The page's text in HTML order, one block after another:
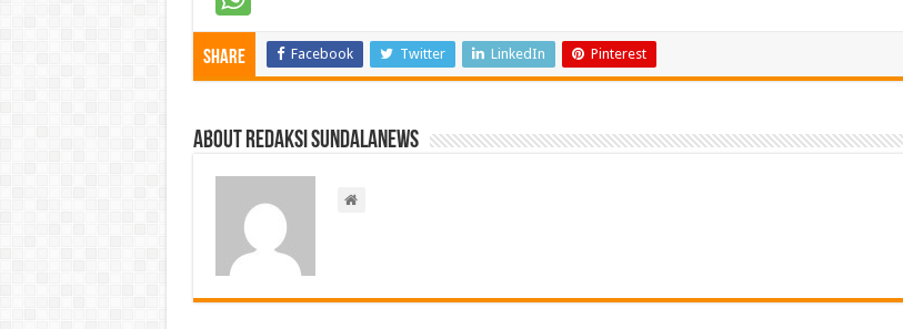
Share Facebook Twitter LinkedIn Pinterest
About Redaksi Sundalanews